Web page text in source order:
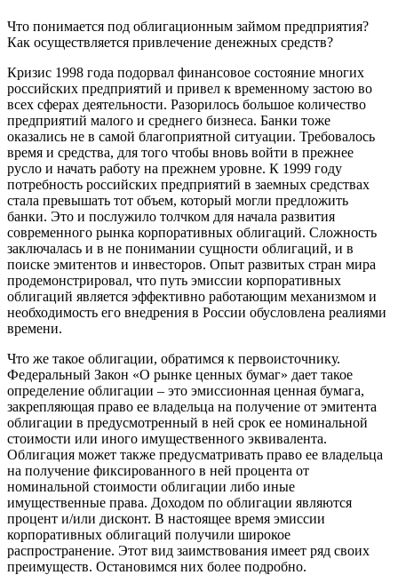
Что понимается под облигационным займом предприятия?
Как осуществляется привлечение денежных средств?
Кризис 1998 года подорвал финансовое состояние многих
российских предприятий и привел к временному застою во
всех сферах деятельности. Разорилось большое количество
предприятий малого и среднего бизнеса. Банки тоже
оказались не в самой благоприятной ситуации. Требовалось
время и средства, для того чтобы вновь войти в прежнее
русло и начать работу на прежнем уровне. К 1999 году
потребность российских предприятий в заемных средствах
стала превышать тот объем, который могли предложить
банки. Это и послужило толчком для начала развития
современного рынка корпоративных облигаций. Сложность
заключалась и в не понимании сущности облигаций, и в
поиске эмитентов и инвесторов. Опыт развитых стран мира
продемонстрировал, что путь эмиссии корпоративных
облигаций является эффективно работающим механизмом и
необходимость его внедрения в России обусловлена реалиями
времени.
Что же такое облигации, обратимся к первоисточнику.
Федеральный Закон «О рынке ценных бумаг» дает такое
определение облигации – это эмиссионная ценная бумага,
закрепляющая право ее владельца на получение от эмитента
облигации в предусмотренный в ней срок ее номинальной
стоимости или иного имущественного эквивалента.
Облигация может также предусматривать право ее владельца
на получение фиксированного в ней процента от
номинальной стоимости облигации либо иные
имущественные права. Доходом по облигации являются
процент и/или дисконт. В настоящее время эмиссии
корпоративных облигаций получили широкое
распространение. Этот вид заимствования имеет ряд своих
преимуществ. Остановимся них более подробно.